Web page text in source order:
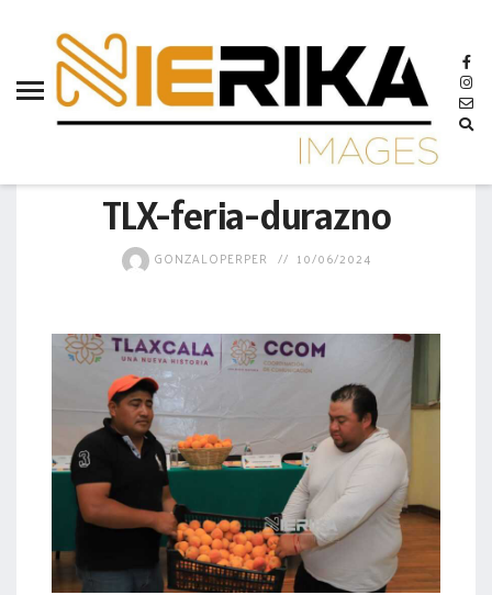
TLX-feria-durazno
GONZALOPERPER 10/06/2024
aamtlax
abanderamiento
acreditación